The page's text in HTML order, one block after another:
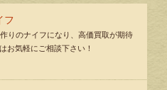
フ
りのナイフになり、高価買取が期待
お気軽にご相談下さい！